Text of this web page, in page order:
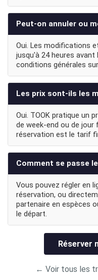
Peut-on annuler ou
Oui. Les modifications
jusqu'à 24 heures
conditions générales
Les prix sont-ils les
Oui. TOOK pratique un
de week-end ou de
réservation est le tarif
Comment se passe
Vous pouvez régler en
réservation, ou
partenaire en espèces
le départ.
Réserver
← Voir tous les